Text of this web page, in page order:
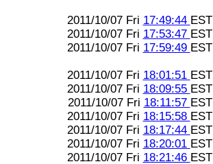
2011/10/07 Fri 17:49:44 EST
2011/10/07 Fri 17:53:47 EST
2011/10/07 Fri 17:59:49 EST
2011/10/07 Fri 18:01:51 EST
2011/10/07 Fri 18:09:55 EST
2011/10/07 Fri 18:11:57 EST
2011/10/07 Fri 18:15:58 EST
2011/10/07 Fri 18:17:44 EST
2011/10/07 Fri 18:20:01 EST
2011/10/07 Fri 18:21:46 EST